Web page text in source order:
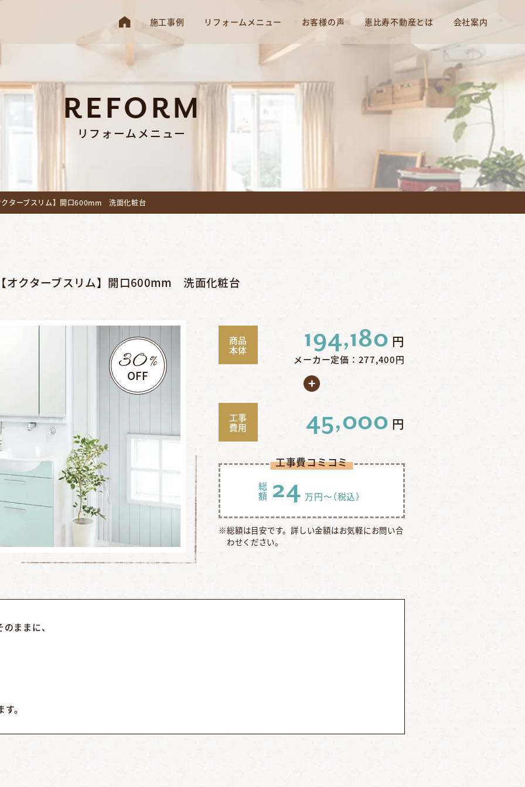
施工事例 リフォームメニュー お客様の声 恵比寿不動産とは 会社案内
REFORM
リフォームメニュー
クターブスリム】開口600mm 洗面化粧台
オクターブスリム】開口600mm 洗面化粧台
30%
OFF
商品
本体
194,180 円
メーカー定価：277,400円
工事
費用
45,000 円
工事費コミコミ
総
額 24 万円〜（税込）
※総額は目安です。詳しい金額はお気軽にお問い合
わせください。
ままに、
。